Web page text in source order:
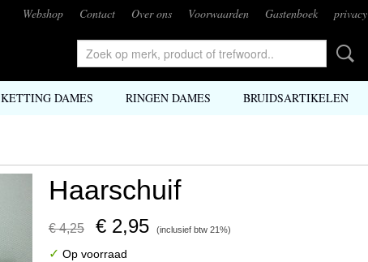
Webshop Contact Over ons Voorwaarden Gastenboek privacy
KETTING DAMES RINGEN DAMES BRUIDSARTIKELEN
Haarschuif
€ 4,25 € 2,95 (inclusief btw 21%)
✓ Op voorraad